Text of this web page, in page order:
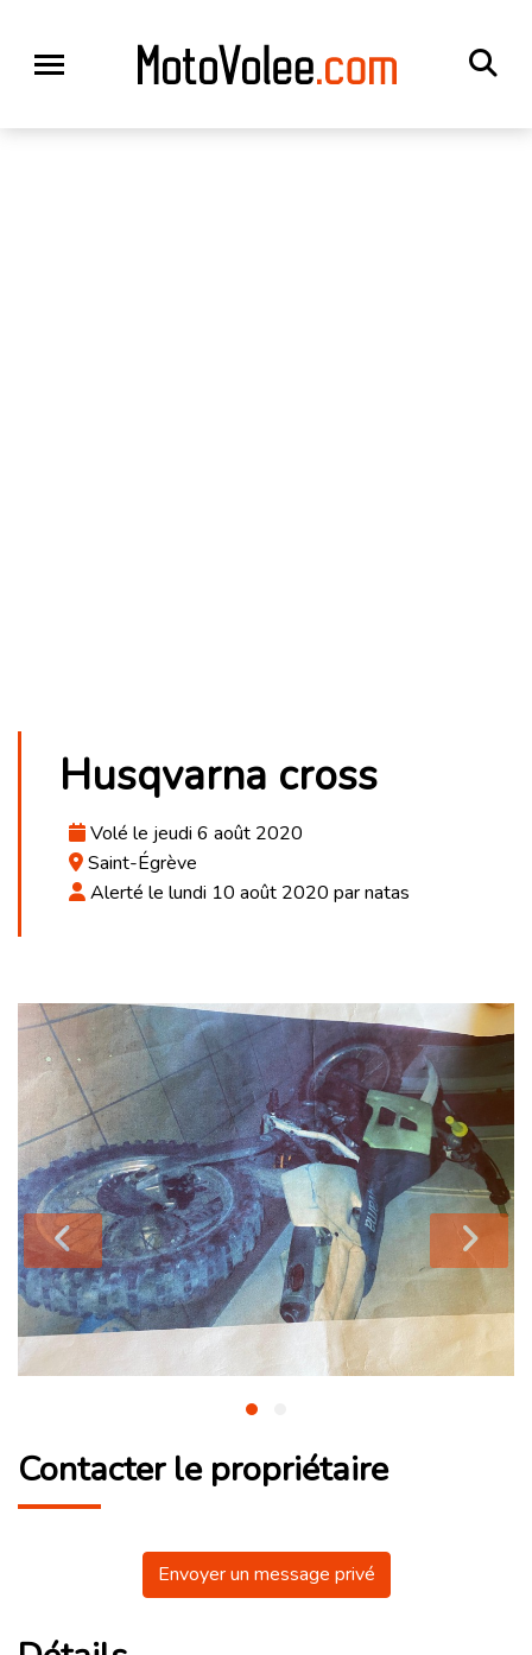
Husqvarna cross
Volé le jeudi 6 août 2020
Saint-Égrève
Alerté le lundi 10 août 2020 par natas
Contacter le propriétaire
Envoyer un message privé